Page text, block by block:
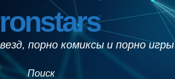
порно комиксы и порно игры
Поиск